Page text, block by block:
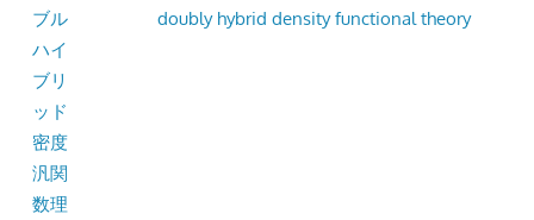
doubly hybrid density functional theory